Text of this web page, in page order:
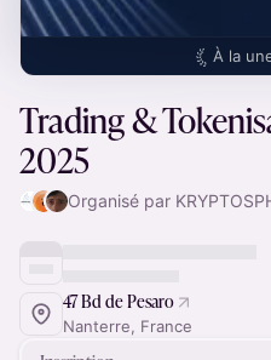
À la
Trading &
2025
47 Bd de Pesaro
Nanterre, France